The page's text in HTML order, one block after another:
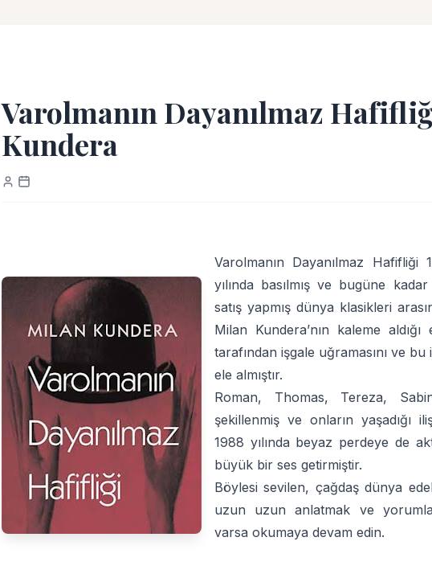
Varolmanın Dayanılmaz
Kundera
Varolmanın Dayanılmaz Hafifliği
yılında basılmış ve bugüne
satış yapmış dünya klasikleri
Milan Kundera’nın kaleme aldığı
tarafından işgale uğramasını ve bu
ele almıştır.
Roman, Thomas, Tereza,
şekillenmiş ve onların yaşadığı
1988 yılında beyaz perdeye de
büyük bir ses getirmiştir.
Böylesi sevilen, çağdaş dünya
uzun uzun anlatmak ve
varsa okumaya devam edin.